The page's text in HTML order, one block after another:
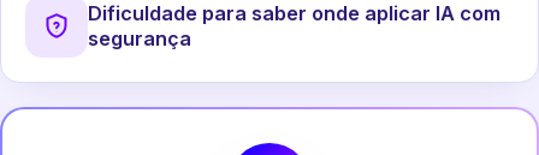
Dificuldade para saber onde aplicar IA com
segurança